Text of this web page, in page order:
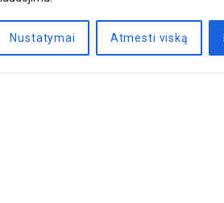
Nustatymai Atmesti viską